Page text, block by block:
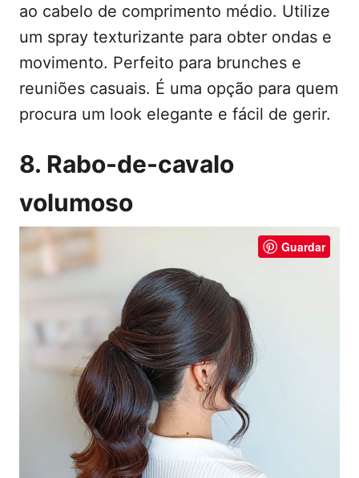
ao cabelo de comprimento médio. Utilize
um spray texturizante para obter ondas e
movimento. Perfeito para brunches e
reuniões casuais. É uma opção para quem
procura um look elegante e fácil de gerir.
8. Rabo-de-cavalo
volumoso
Guardar